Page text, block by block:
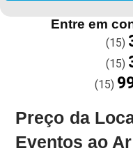
Entre em
(15)
(15)
(15)
Preço da
Eventos ao